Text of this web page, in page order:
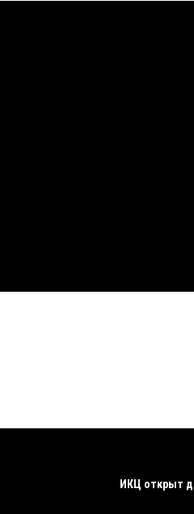
ИКЦ открыт